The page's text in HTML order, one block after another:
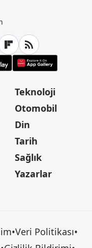
Teknoloji
Otomobil
Din
Tarih
Sağlık
Yazarlar
•Veri Politikası•